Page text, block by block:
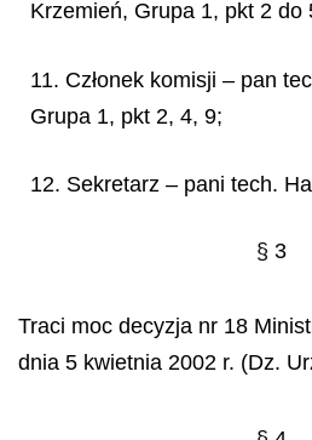
Krzemień, Grupa 1, pkt 2 do
11. Członek komisji – pan
Grupa 1, pkt 2, 4, 9;
12. Sekretarz – pani tech.
§ 3
Traci moc decyzja nr 18
dnia 5 kwietnia 2002 r. (Dz.